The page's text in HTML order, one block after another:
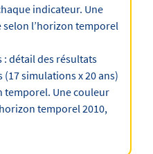
indicateur. Une
l’horizon temporel
détail des résultats
simulations x 20 ans)
temporel. Une couleur
temporel 2010,